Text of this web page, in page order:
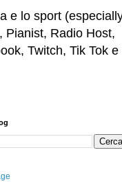
e lo sport
Pianist, Radio Host,
Twitch, Tik Tok e